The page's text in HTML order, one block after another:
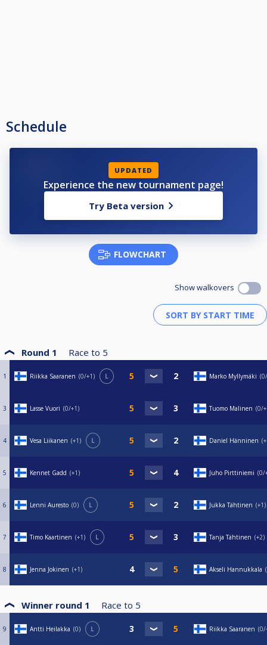
Schedule
UPDATED
Experience the new tournament page!
Try Beta version
FLOWCHART
Show walkovers
Round 1 Race to 5
1 Riikka Saaranen 0/+1 L Marko Myllymäki
3 Lasse Vuori 0/+1 Tuomo Malinen 0/
4 Vesa Liikanen +1 L Daniel Hänninen
5 Kennet Gadd +1 Juho Pirttiniemi 0/
6 Lenni Auresto 0 L Jukka Tähtinen +1
7 Timo Kaartinen +1 L Tanja Tähtinen +2
8 Jenna Jokinen +1 Akseli Hannukkala
Winner round 1 Race to 5
9 Antti Heilakka 0 L Riikka Saaranen 0/